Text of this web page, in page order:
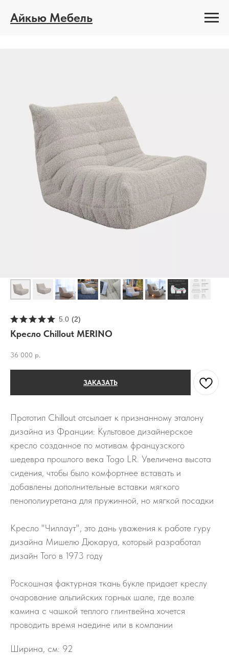
Айкью Мебель
5.0 (2)
Кресло Chillout MERINO
36 000 р.
ЗАКАЗАТЬ
Прототип Chillout отсылает к признанному эталону
дизайна из Франции: Культовое дизайнерское
кресло созданное по мотивам французского
шедевра прошлого века Togo LR. Увеличена высота
сидения, чтобы было комфортнее вставать и
добавлены дополнительные вставки мягкого
пенополиуретана для пружинной, но мягкой посадки
Кресло "Чиллаут", это дань уважения к работе гуру
дизайна Мишелю Дюкаруа, который разработал
дизайн Того в 1973 году
Роскошная фактурная ткань букле придает креслу
очарование альпийских горных шале, где возле
камина с чашкой теплого глинтвейна хочется
проводить время наедине или в компании
Ширина, см: 92